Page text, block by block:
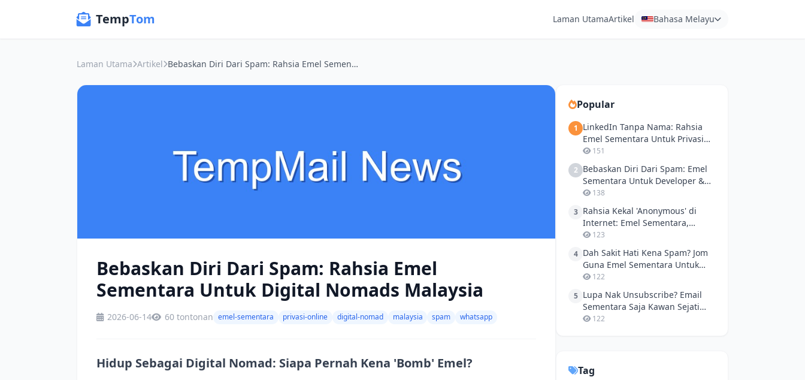
TempTom Laman UtamaArtikel Bahasa Melayu
Laman Utama Artikel Bebaskan Diri Dari Spam: Rahsia Emel Sementara Untuk Digital Nomads Malaysia
Bebaskan Diri Dari Spam: Rahsia Emel
Sementara Untuk Digital Nomads Malaysia
2026-06-14 60 tontonan emel-sementara privasi-online digital-nomad malaysia spam whatsapp
Hidup Sebagai Digital Nomad: Siapa Pernah Kena 'Bomb' Emel?
Popular
1
LinkedIn Tanpa Nama: Rahsia
Emel Sementara Untuk Privasi
Anda
151
2 Bebaskan Diri Dari Spam: Emel
Sementara Untuk Developer &
Transaksi Harian
138
3 Rahsia Kekal 'Anonymous' di
Internet: Emel Sementara,
Kawan Baik Privasi Anda
123
4 Dah Sakit Hati Kena Spam? Jom
Guna Emel Sementara Untuk
Privasi Maksima!
122
5 Lupa Nak Unsubscribe? Email
Sementara Saja Kawan Sejati
Nak Daftar Game Baru!
122
Tag